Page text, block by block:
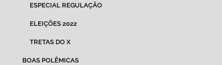
ESPECIAL REGULAÇÃO
ELEIÇÕES 2022
TRETAS DO X
BOAS POLÊMICAS